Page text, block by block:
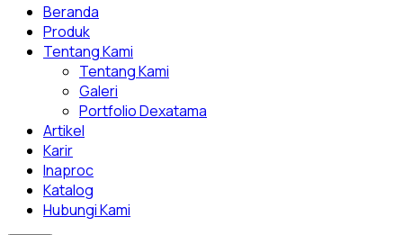
Beranda
Produk
Tentang Kami
Tentang Kami
Galeri
Portfolio Dexatama
Artikel
Karir
Inaproc
Katalog
Hubungi Kami